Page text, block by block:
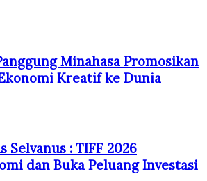
Minahasa Promosikan
Kreatif ke Dunia
Selvanus : TIFF 2026
dan Buka Peluang Investasi